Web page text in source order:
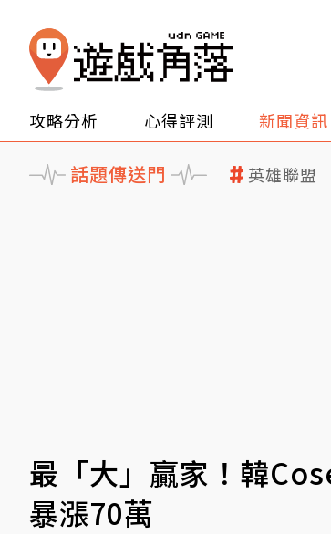
攻略分析 心得評測 新聞資訊
話題傳送門 英雄聯盟
最「大」贏家！韓
暴漲70萬